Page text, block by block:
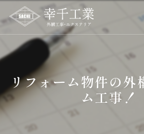
リフォーム物件の外
ム工事！